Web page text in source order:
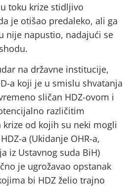
toku krize stidljivo
je otišao predaleko, ali ga
nije napustio, nadajući se
na državne institucije,
a koji je u smislu shvatanja
sličan HDZ-ovom i
različitim
od kojih su neki mogli
a (Ukidanje OHR-a,
iz Ustavnog suda BiH)
je ugrožavao opstanak
bi HDZ želio trajno